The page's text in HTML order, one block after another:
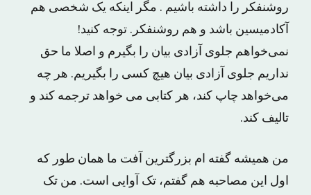
روشنفکر را داشته باشیم . مگر اینکه یک شخصی هم
آکادمیسین باشد و هم روشنفکر. توجه کنید!
نمی‌خواهم جلوی آزادی بیان را بگیرم و اصلا ما حق
نداریم جلوی آزادی بیان هیچ کسی‌ را بگیریم. هر چه
می‌خواهد چاپ کند، هر کتابی می ‌خواهد ترجمه کند و
تالیف کند‌.
من همیشه گفته‌ ام بزرگترین آفت ما همان‌ طور که
اول این مصاحبه هم گفتم، تک‌ آوایی است. من تک‌